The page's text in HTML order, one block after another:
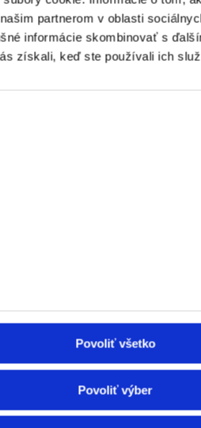
partnerom v oblasti
informácie skombinovať s
získali, keď ste používali ich
Povoliť všetko
Povoliť výber
lesníctvo